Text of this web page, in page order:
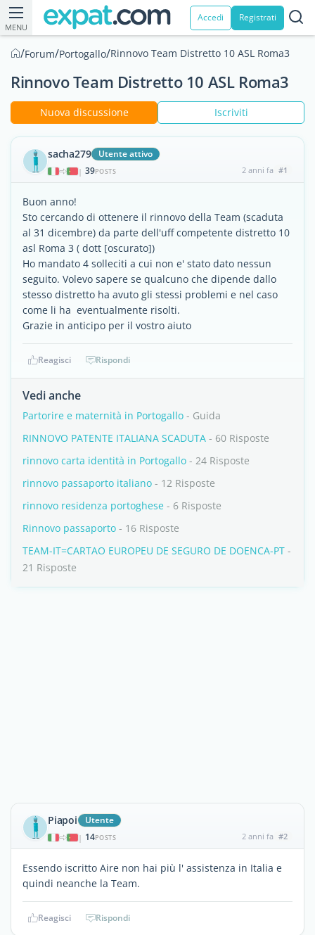
MENU
Accedi Registrati
/Forum/Portogallo/Rinnovo Team Distretto 10 ASL Roma3
Rinnovo Team Distretto 10 ASL Roma3
Nuova discussione Iscriviti
sacha279 Utente attivo
| 39POSTS 2 anni fa #1
Buon anno!
Sto cercando di ottenere il rinnovo della Team (scaduta
al 31 dicembre) da parte dell'uff competente distretto 10
asl Roma 3 ( dott [oscurato])
Ho mandato 4 solleciti a cui non e' stato dato nessun
seguito. Volevo sapere se qualcuno che dipende dallo
stesso distretto ha avuto gli stessi problemi e nel caso
come li ha eventualmente risolti.
Grazie in anticipo per il vostro aiuto
Reagisci Rispondi
Vedi anche
Partorire e maternità in Portogallo - Guida
RINNOVO PATENTE ITALIANA SCADUTA - 60 Risposte
rinnovo carta identità in Portogallo - 24 Risposte
rinnovo passaporto italiano - 12 Risposte
rinnovo residenza portoghese - 6 Risposte
Rinnovo passaporto - 16 Risposte
TEAM-IT=CARTAO EUROPEU DE SEGURO DE DOENCA-PT -
21 Risposte
Piapoi Utente
| 14POSTS 2 anni fa #2
Essendo iscritto Aire non hai più l' assistenza in Italia e
quindi neanche la Team.
Reagisci Rispondi